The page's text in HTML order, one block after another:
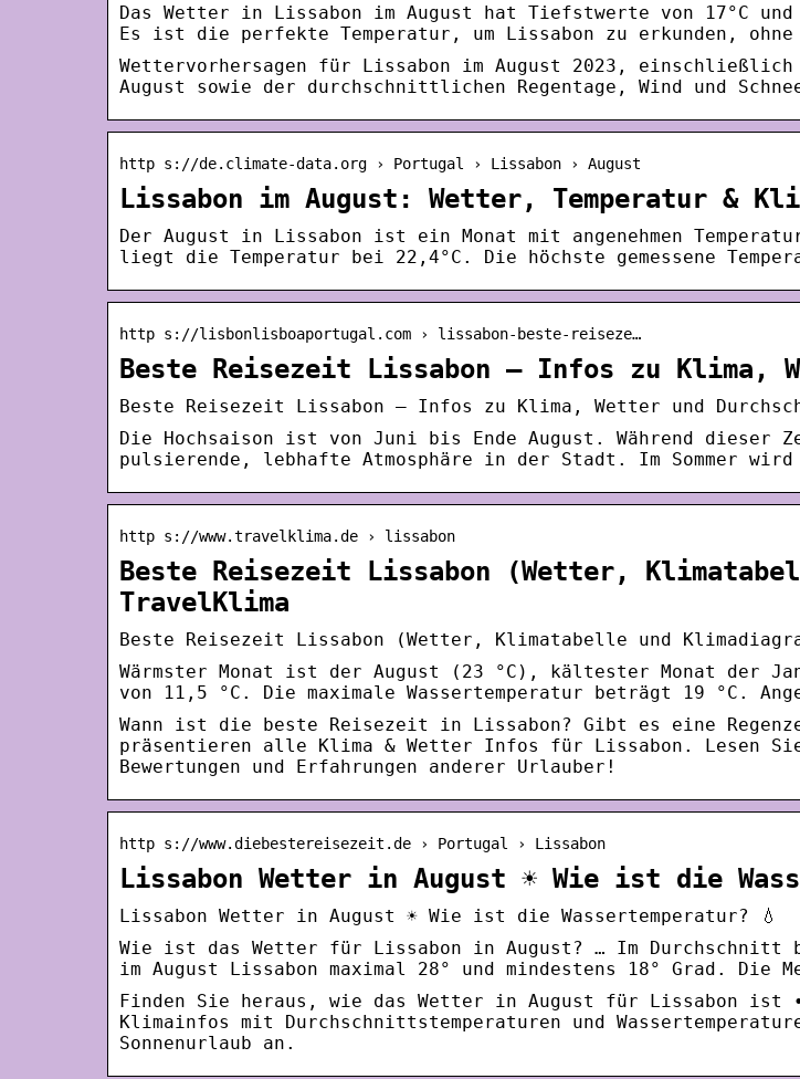
Das Wetter in Lissabon im August hat Tiefstwerte von 17°C und
Es ist die perfekte Temperatur, um Lissabon zu erkunden,
Wettervorhersagen für Lissabon im August 2023, einschließlich
August sowie der durchschnittlichen Regentage, Wind und
http s://de.climate-data.org › Portugal › Lissabon › August
Lissabon im August: Wetter, Temperatur &
Der August in Lissabon ist ein Monat mit angenehmen
liegt die Temperatur bei 22,4°C. Die höchste gemessene
http s://lisbonlisboaportugal.com › lissabon-beste-reiseze…
Beste Reisezeit Lissabon – Infos zu Klima,
Beste Reisezeit Lissabon – Infos zu Klima, Wetter und
Die Hochsaison ist von Juni bis Ende August. Während dieser
pulsierende, lebhafte Atmosphäre in der Stadt. Im Sommer
http s://www.travelklima.de › lissabon
Beste Reisezeit Lissabon (Wetter,
TravelKlima
Beste Reisezeit Lissabon (Wetter, Klimatabelle und
Wärmster Monat ist der August (23 °C), kältester Monat der
von 11,5 °C. Die maximale Wassertemperatur beträgt 19 °C.
Wann ist die beste Reisezeit in Lissabon? Gibt es eine
präsentieren alle Klima & Wetter Infos für Lissabon. Lesen Sie
Bewertungen und Erfahrungen anderer Urlauber!
http s://www.diebestereisezeit.de › Portugal › Lissabon
Lissabon Wetter in August ☀️ Wie ist die
Lissabon Wetter in August ☀️ Wie ist die Wassertemperatur? 💧
Wie ist das Wetter für Lissabon in August? … Im Durchschnitt
im August Lissabon maximal 28° und mindestens 18° Grad. Die
Finden Sie heraus, wie das Wetter in August für Lissabon ist
Klimainfos mit Durchschnittstemperaturen und
Sonnenurlaub an.